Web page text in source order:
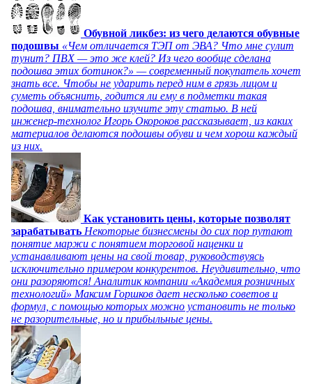
Обувной ликбез: из чего делаются обувные
подошвы «Чем отличается ТЭП от ЭВА? Что мне сулит
тунит? ПВХ — это же клей? Из чего вообще сделана
подошва этих ботинок?» — современный покупатель хочет
знать все. Чтобы не ударить перед ним в грязь лицом и
суметь объяснить, годится ли ему в подметки такая
подошва, внимательно изучите эту статью. В ней
инженер-технолог Игорь Окороков рассказывает, из каких
материалов делаются подошвы обуви и чем хорош каждый
из них.
Как установить цены, которые позволят
зарабатывать Некоторые бизнесмены до сих пор путают
понятие маржи с понятием торговой наценки и
устанавливают цены на свой товар, руководствуясь
исключительно примером конкурентов. Неудивительно, что
они разоряются! Аналитик компании «Академия розничных
технологий» Максим Горшков дает несколько советов и
формул, с помощью которых можно установить не только
не разорительные, но и прибыльные цены.